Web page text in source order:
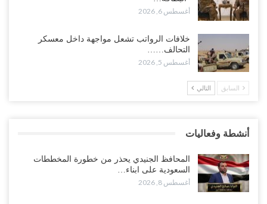
أغسطس 7, 2026
“حضرموت“| عصيان مدني واسع ورفض للتجنيد السعودي يوسّعان
المواجهة مع الرياض..!
أغسطس 6, 2026
العقيلي يعلن تمرّد قيادات عسكرية.. أزمة “البطاقة الذكية” تمهّد لإقالات
وانسحابات وفوضى تعصف بمعسكرات حضرموت ومأرب..!
أغسطس 6, 2026
أغسطس 6, 2026
خلافات الرواتب تشعل مواجهة داخل معسكر
التحالف……
أغسطس 5, 2026
السابق التالي
أنشطة وفعاليات
المحافظ الجنيدي يحذر من خطورة المخططات
السعودية على ابناء…
أغسطس 8, 2026